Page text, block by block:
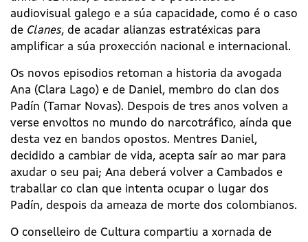
audiovisual galego e a súa capacidade, como é o caso
de Clanes, de acadar alianzas estratéxicas para
amplificar a súa proxección nacional e internacional.
Os novos episodios retoman a historia da avogada
Ana (Clara Lago) e de Daniel, membro do clan dos
Padín (Tamar Novas). Despois de tres anos volven a
verse envoltos no mundo do narcotráfico, aínda que
desta vez en bandos opostos. Mentres Daniel,
decidido a cambiar de vida, acepta saír ao mar para
axudar o seu pai; Ana deberá volver a Cambados e
traballar co clan que intenta ocupar o lugar dos
Padín, despois da ameaza de morte dos colombianos.
O conselleiro de Cultura compartiu a xornada de